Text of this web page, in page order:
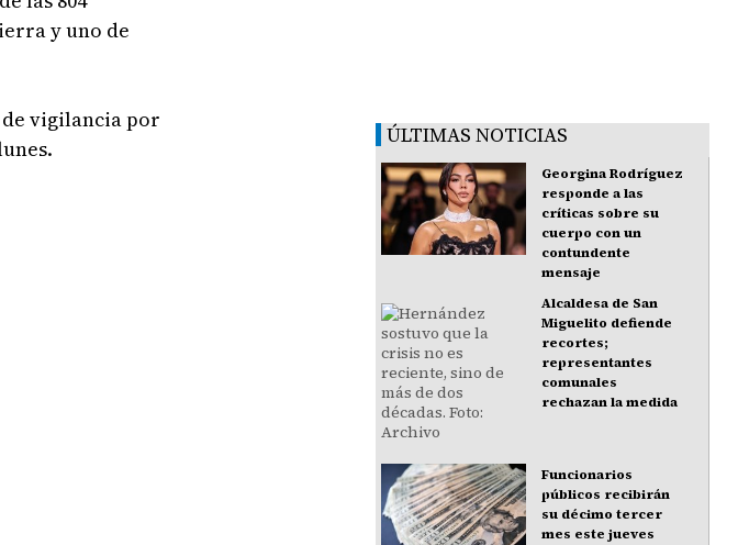
y uno de
vigilancia por
ÚLTIMAS NOTICIAS
Georgina Rodríguez
responde a las
críticas sobre su
cuerpo con un
contundente
mensaje
Alcaldesa de San
Miguelito defiende
recortes;
representantes
comunales
rechazan la medida
Funcionarios
públicos recibirán
su décimo tercer
mes este jueves